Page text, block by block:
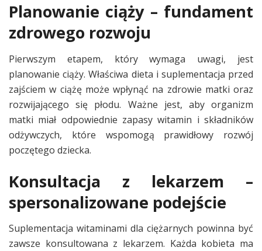
Planowanie ciąży – fundament
zdrowego rozwoju
Pierwszym etapem, który wymaga uwagi, jest
planowanie ciąży. Właściwa dieta i suplementacja przed
zajściem w ciążę może wpłynąć na zdrowie matki oraz
rozwijającego się płodu. Ważne jest, aby organizm
matki miał odpowiednie zapasy witamin i składników
odżywczych, które wspomogą prawidłowy rozwój
poczętego dziecka.
Konsultacja z lekarzem –
spersonalizowane podejście
Suplementacja witaminami dla ciężarnych powinna być
zawsze konsultowana z lekarzem. Każda kobieta ma